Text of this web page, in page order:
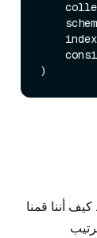
أننا قمنا